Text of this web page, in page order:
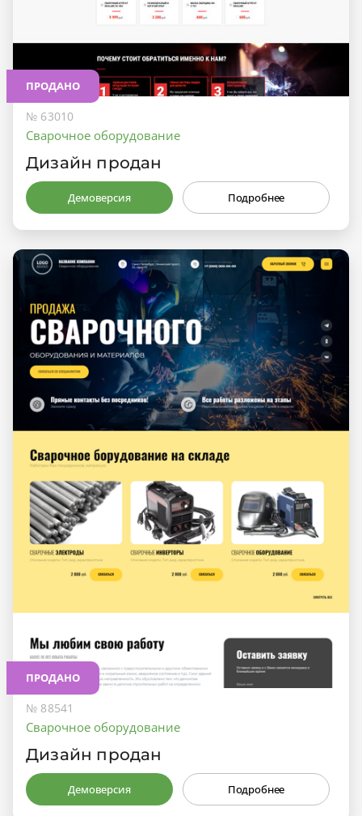
ПРОДАНО
№ 63010
Сварочное оборудование
Дизайн продан
Демоверсия Подробнее
ПРОДАНО
№ 88541
Сварочное оборудование
Дизайн продан
Демоверсия Подробнее